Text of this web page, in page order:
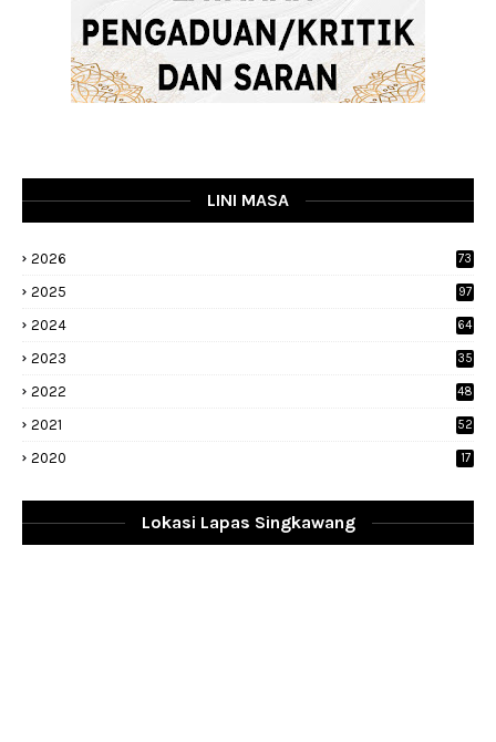
LINI MASA
2026 73
2025 97
2024 64
2023
35
2022
48
2021 52
2020 17
Lokasi Lapas Singkawang